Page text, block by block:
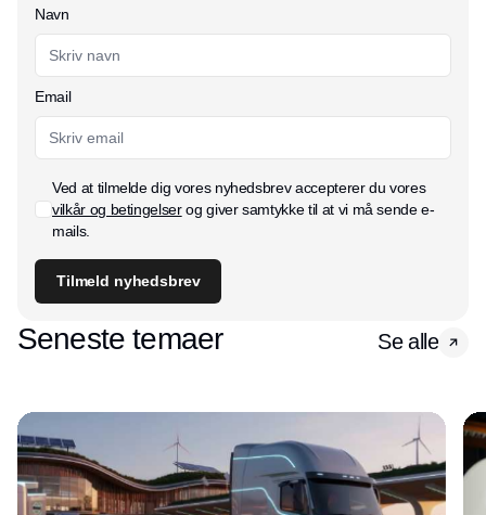
Navn
Email
Ved at tilmelde dig vores nyhedsbrev accepterer du vores
vilkår og betingelserog giver samtykke til at vi må sende e-
mails.
Tilmeld nyhedsbrev
Seneste temaer Se alle